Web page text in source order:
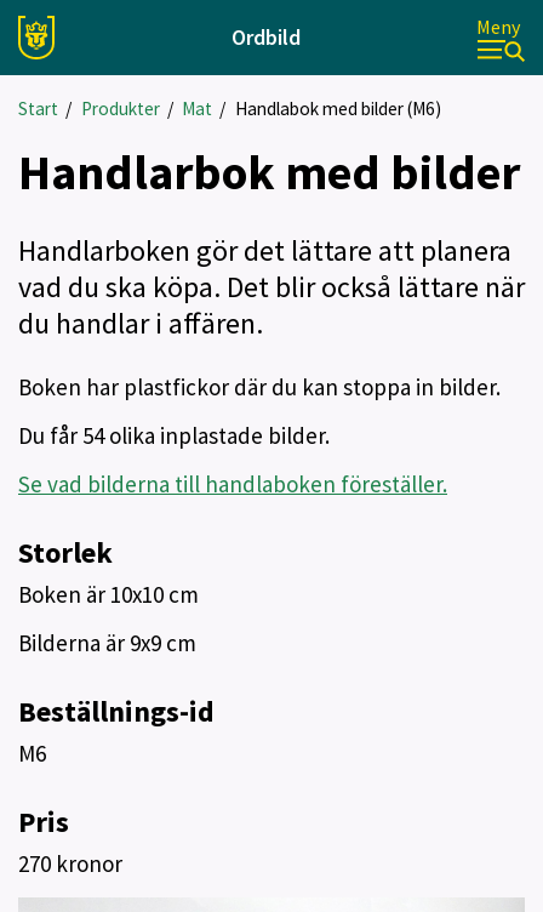
Ordbild Meny
Start / Produkter/ Mat / Handlabok med bilder (M6)
Handlarbok med bilder
Handlarboken gör det lättare att planera
vad du ska köpa. Det blir också lättare när
du handlar i affären.
Boken har plastfickor där du kan stoppa in bilder.
Du får 54 olika inplastade bilder.
Se vad bilderna till handlaboken föreställer.
Storlek
Boken är 10x10 cm
Bilderna är 9x9 cm
Beställnings-id
M6
Pris
270 kronor